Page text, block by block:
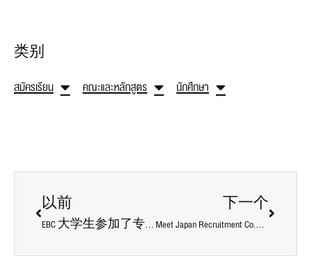
类别
สมัครเรียน คณะและหลักสูตร นักศึกษา
以前
EBC 大学生参加了专题讲座
下一个
Meet Japan Recruitment Co.， Ltd. 的特别演讲